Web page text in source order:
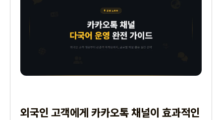
외국인 고객에게 카카오톡 채널이 효과적인